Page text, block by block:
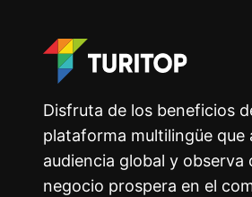
Disfruta de los beneficios
plataforma multilingüe que
audiencia global y observa
negocio prospera en el